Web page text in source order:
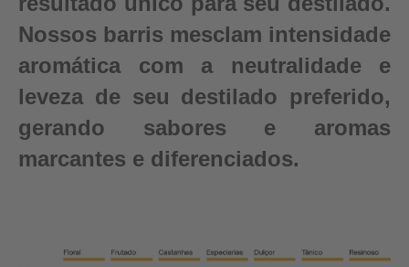
Nossos barris mesclam intensidade
aromática com a neutralidade e
leveza de seu destilado preferido,
gerando sabores e aromas
marcantes e diferenciados.